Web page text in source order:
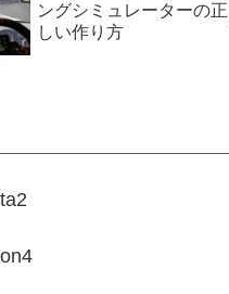
ングシミュレーターの正
しい作り方